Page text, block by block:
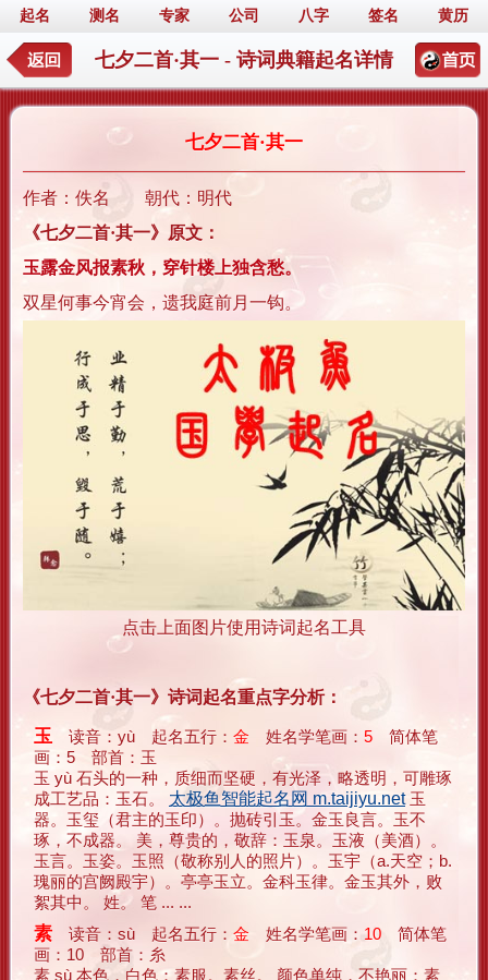
起名 测名 专家 公司 八字 签名 黄历
七夕二首·其一 - 诗词典籍起名详情
七夕二首·其一
作者：佚名 朝代：明代
《七夕二首·其一》原文：
玉露金风报素秋，穿针楼上独含愁。
双星何事今宵会，遗我庭前月一钩。
点击上面图片使用诗词起名工具
《七夕二首·其一》诗词起名重点字分析：
玉 读音：yù 起名五行： 金 姓名学笔画： 5 简体笔
画：5 部首：玉
玉 yù 石头的一种，质细而坚硬，有光泽，略透明，可雕琢
成工艺品：玉石。 太极鱼智能起名网 m.taijiyu.net玉
器。玉玺（君主的玉印）。抛砖引玉。金玉良言。玉不
琢，不成器。 美，尊贵的，敬辞：玉泉。玉液（美酒）。
玉言。玉姿。玉照（敬称别人的照片）。玉宇（a.天空；b.
瑰丽的宫阙殿宇）。亭亭玉立。金科玉律。金玉其外，败
絮其中。 姓。 笔 ... ...
素 读音：sù 起名五行： 金 姓名学笔画： 10 简体笔
画：10 部首：糸
素 sù 本色，白色：素服。素丝。 颜色单纯，不艳丽：素